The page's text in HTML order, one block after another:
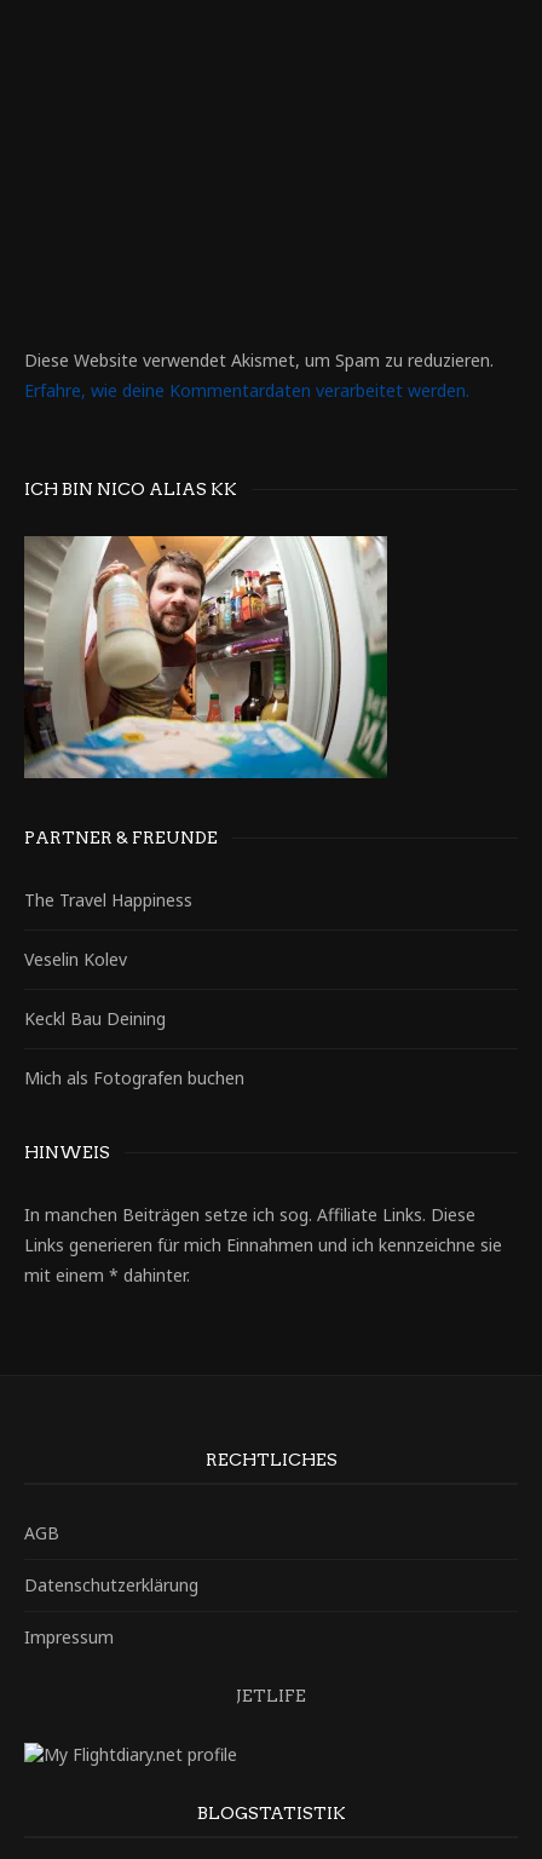
Diese Website verwendet Akismet, um Spam zu reduzieren.
Erfahre, wie deine Kommentardaten verarbeitet werden.
ICH BIN NICO ALIAS KK
PARTNER & FREUNDE
The Travel Happiness
Veselin Kolev
Keckl Bau Deining
Mich als Fotografen buchen
HINWEIS
In manchen Beiträgen setze ich sog. Affiliate Links. Diese
Links generieren für mich Einnahmen und ich kennzeichne sie
mit einem * dahinter.
RECHTLICHES
AGB
Datenschutzerklärung
Impressum
JETLIFE
BLOGSTATISTIK